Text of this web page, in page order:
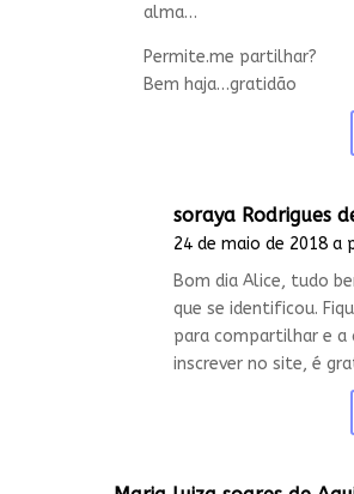
alma…
Permite.me partilhar?
Bem haja…gratidão
soraya Rodrigues
24 de maio de 2018 a
Bom dia Alice, tudo
que se identificou.
para compartilhar e a
inscrever no site, é